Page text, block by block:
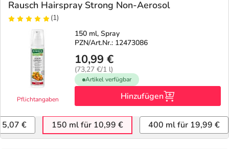
Rausch Hairspray Strong Non-Aerosol
(1)
Pflichtangaben
150 ml, Spray
PZN/Art.Nr.: 12473086
10,99 €
(73,27 €/1 l)
Artikel verfügbar
Hinzufügen
€ 150 ml für 10,99 € 400 ml für 19,99 €